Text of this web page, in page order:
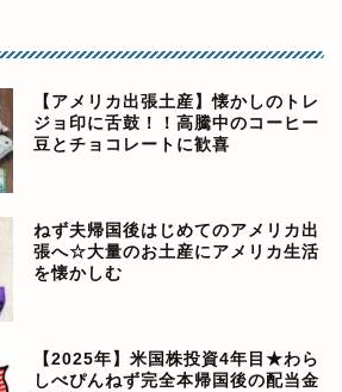
【アメリカ出張土産】懐かしのトレ
ジョ印に舌鼓！！高騰中のコーヒー
豆とチョコレートに歓喜
ねず夫帰国後はじめてのアメリカ出
張へ☆大量のお土産にアメリカ生活
を懐かしむ
【2025年】米国株投資4年目★わら
しべぴんねず完全本帰国後の配当金